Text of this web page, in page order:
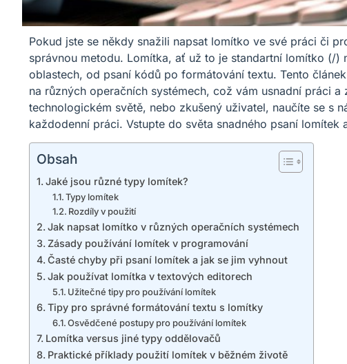
Pokud jste se někdy snažili napsat lomítko ve své práci či
správnou metodu. Lomítka, ať už to je standartní lomítko (/
oblastech, od psaní kódů po formátování textu. Tento
na různých operačních systémech, což vám usnadní práci
technologickém světě, nebo zkušený uživatel, naučíte se s
každodenní práci. Vstupte do světa snadného psaní
Obsah
Jaké jsou různé typy lomítek?
Typy lomítek
Rozdíly v použití
Jak napsat lomítko v různých operačních systémech
Zásady používání lomítek v programování
Časté chyby při psaní lomítek a jak se jim vyhnout
Jak používat lomítka v textových editorech
Užitečné tipy pro používání lomítek
Tipy pro správné formátování textu s lomítky
Osvědčené postupy pro používání lomítek
Lomítka versus jiné typy oddělovačů
Praktické příklady použití lomítek v běžném životě